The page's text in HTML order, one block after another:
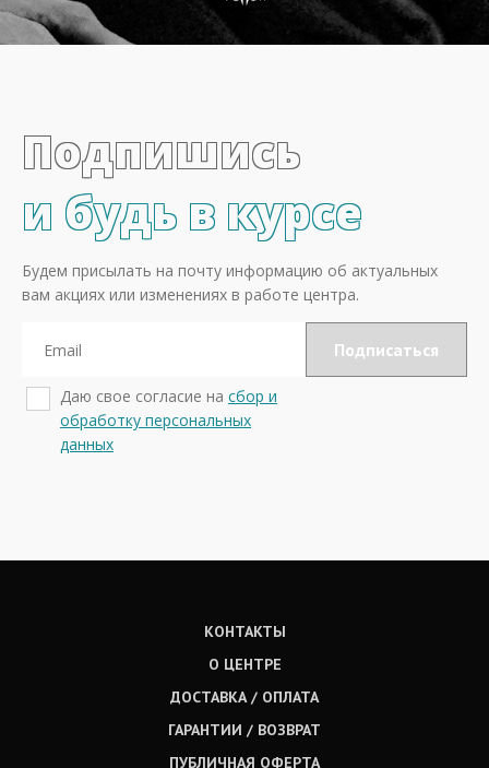
Подпишись
и будь в курсе
Будем присылать на почту информацию об актуальных
вам акциях или изменениях в работе центра.
Даю свое согласие на сбор и
обработку персональных
данных
КОНТАКТЫ
О ЦЕНТРЕ
ДОСТАВКА / ОПЛАТА
ГАРАНТИИ / ВОЗВРАТ
ПУБЛИЧНАЯ ОФЕРТА